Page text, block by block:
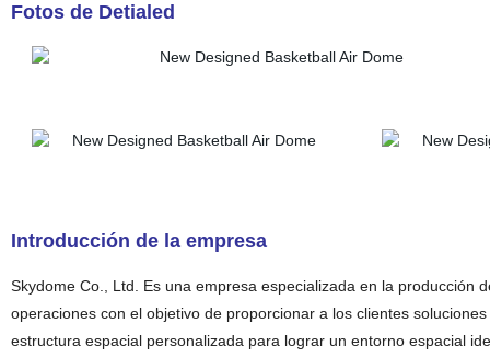
Fotos de Detialed
Introducción de la empresa
Skydome Co., Ltd. Es una empresa especializada en la producción
operaciones con el objetivo de proporcionar a los clientes
estructura espacial personalizada para lograr un entorno espacial